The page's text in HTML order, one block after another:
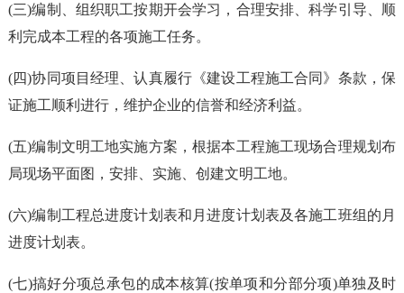
(三)编制、组织职工按期开会学习，合理安排、科学引导、顺
利完成本工程的各项施工任务。
(四)协同项目经理、认真履行《建设工程施工合同》条款，保
证施工顺利进行，维护企业的信誉和经济利益。
(五)编制文明工地实施方案，根据本工程施工现场合理规划布
局现场平面图，安排、实施、创建文明工地。
(六)编制工程总进度计划表和月进度计划表及各施工班组的月
进度计划表。
(七)搞好分项总承包的成本核算(按单项和分部分项)单独及时